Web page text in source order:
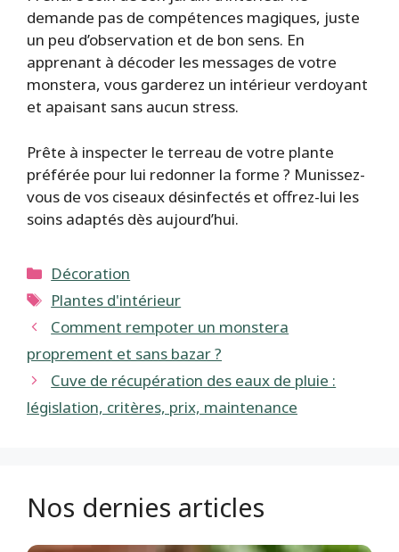
demande pas de compétences magiques, juste
un peu d’observation et de bon sens. En
apprenant à décoder les messages de votre
monstera, vous garderez un intérieur verdoyant
et apaisant sans aucun stress.
Prête à inspecter le terreau de votre plante
préférée pour lui redonner la forme ? Munissez-
vous de vos ciseaux désinfectés et offrez-lui les
soins adaptés dès aujourd’hui.
Catégories
Décoration
Étiquettes
Plantes d'intérieur
Comment rempoter un monstera
proprement et sans bazar ?
Cuve de récupération des eaux de pluie :
législation, critères, prix, maintenance
Nos dernies articles